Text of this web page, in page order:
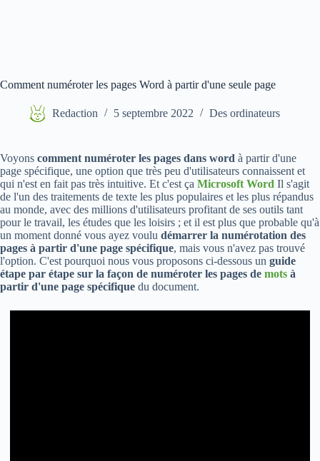
Comment numéroter les pages Word à partir d'une seule page
Redaction 5 septembre 2022 Des ordinateurs
Voyons comment numéroter les pages dans word à partir d'une
page spécifique, une option que très peu d'utilisateurs connaissent et
qui n'est en fait pas très intuitive. Et c'est ça Microsoft Word Il s'agit
de l'un des traitements de texte les plus populaires et les plus répandus
au monde, avec des millions d'utilisateurs profitant de ses outils tant
pour le travail, les études que les loisirs ; et il est plus que probable qu'à
un moment donné vous ayez voulu démarrer la numérotation des
pages à partir d'une page spécifique, mais vous n'avez pas trouvé
l'option. C'est pourquoi nous vous proposons ci-dessous un guide
étape par étape sur la façon de numéroter les pages de mots à
partir d'une page spécifique du document.